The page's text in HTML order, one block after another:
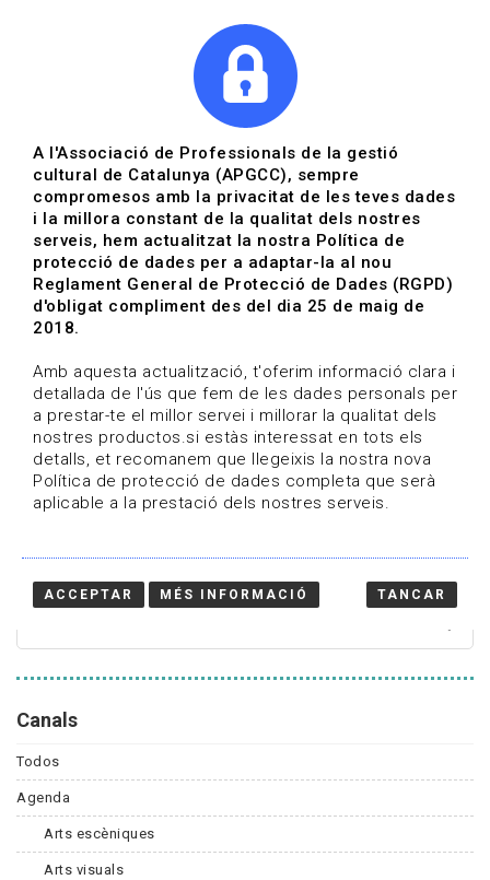
Actualitza't
Vols estar al dia?
HOME / BLOG
Estigues al dia
Convocatòries, activitats i notícies del sector de la
cultura.
Canals
Todos
Agenda
Arts escèniques
Arts visuals
A l'Associació de Professionals de la gestió
cultural de Catalunya (APGCC), sempre
compromesos amb la privacitat de les teves dades
i la millora constant de la qualitat dels nostres
serveis, hem actualitzat la nostra Política de
protecció de dades per a adaptar-la al nou
Reglament General de Protecció de Dades (RGPD)
d'obligat compliment des del dia 25 de maig de
2018.
Amb aquesta actualització, t'oferim informació clara i
detallada de l'ús que fem de les dades personals per
a prestar-te el millor servei i millorar la qualitat dels
nostres productos.si estàs interessat en tots els
detalls, et recomanem que llegeixis la nostra nova
Política de protecció de dades completa que serà
aplicable a la prestació dels nostres serveis.
ACCEPTAR MÉS INFORMACIÓ TANCAR